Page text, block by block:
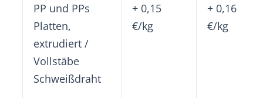
PP und PPs
Platten,
extrudiert /
Vollstäbe
Schweißdraht
+ 0,15
€/kg
+ 0,16
€/kg